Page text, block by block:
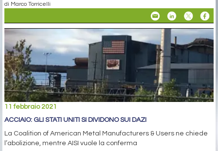
di Marco Torricelli
11 febbraio 2021
ACCIAIO: GLI STATI UNITI SI DIVIDONO SUI DAZI
La Coalition of American Metal Manufacturers & Users ne chiede
l’abolizione, mentre AISI vuole la conferma